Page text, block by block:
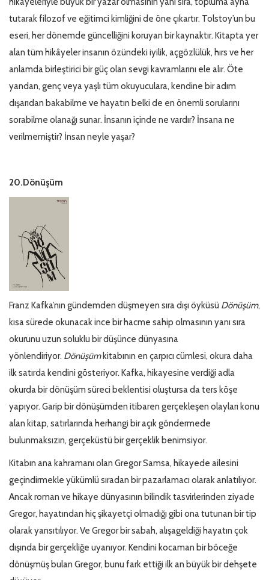
tutarak filozof ve eğitimci kimliğini de öne çıkartır. Tolstoy’un bu
eseri, her dönemde güncelliğini koruyan bir kaynaktır. Kitapta yer
alan tüm hikâyeler insanın özündeki iyilik, açgözlülük, hırs ve her
anlamda birleştirici bir güç olan sevgi kavramlarını ele alır. Öte
yandan, genç veya yaşlı tüm okuyuculara, kendine bir adım
dışarıdan bakabilme ve hayatın belki de en önemli sorularını
sorabilme olanağı sunar. İnsanın içinde ne vardır? İnsana ne
verilmemiştir? İnsan neyle yaşar?
20.Dönüşüm
Franz Kafka’nın gündemden düşmeyen sıra dışı öyküsü Dönüşüm,
kısa sürede okunacak ince bir hacme sahip olmasının yanı sıra
okurunu uzun soluklu bir düşünce dünyasına
yönlendiriyor. Dönüşüm kitabının en çarpıcı cümlesi, okura daha
ilk satırda kendini gösteriyor. Kafka, hikayesine verdiği adla
okurda bir dönüşüm süreci beklentisi oluştursa da ters köşe
yapıyor. Garip bir dönüşümden itibaren gerçekleşen olayları konu
alan kitap, satırlarında herhangi bir açık göndermede
bulunmaksızın, gerçeküstü bir gerçeklik benimsiyor.
Kitabın ana kahramanı olan Gregor Samsa, hikayede ailesini
geçindirmekle yükümlü sıradan bir pazarlamacı olarak anlatılıyor.
Ancak roman ve hikaye dünyasının bilindik tasvirlerinden ziyade
Gregor, hayatından hiç şikayetçi olmadığı gibi ona tutunan bir tip
olarak yansıtılıyor. Ve Gregor bir sabah, alışageldiği hayatın çok
dışında bir gerçekliğe uyanıyor. Kendini kocaman bir böceğe
dönüşmüş bulan Gregor, bunu fark ettiği ilk an büyük bir dehşete